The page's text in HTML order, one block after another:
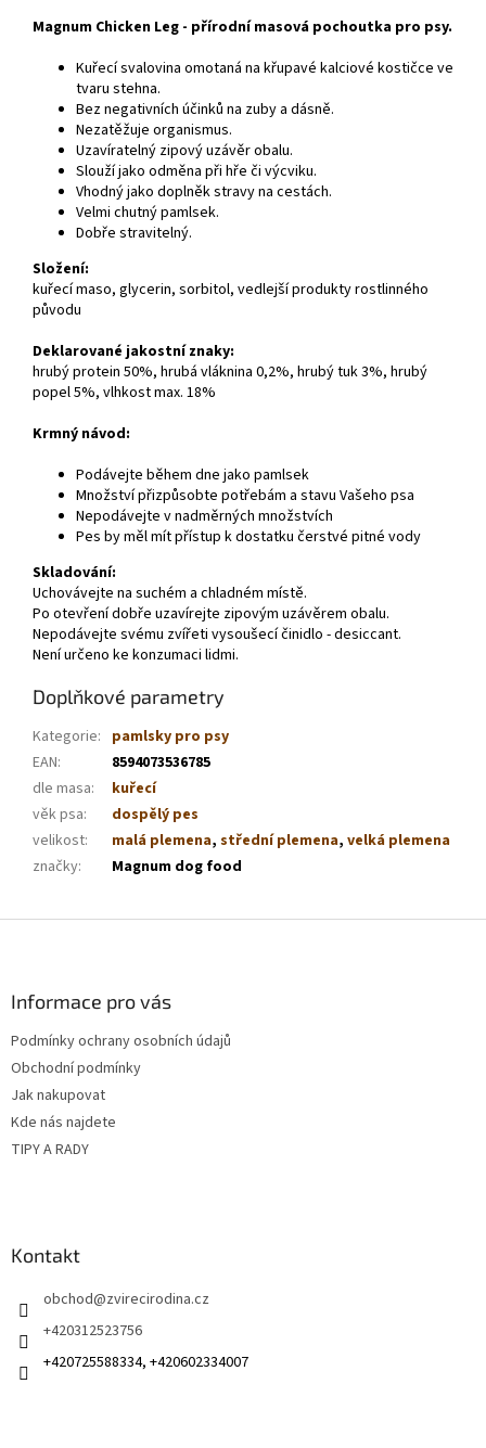
Magnum Chicken Leg - přírodní masová pochoutka pro psy.
Kuřecí svalovina omotaná na křupavé kalciové kostičce ve
tvaru stehna.
Bez negativních účinků na zuby a dásně.
Nezatěžuje organismus.
Uzavíratelný zipový uzávěr obalu.
Slouží jako odměna při hře či výcviku.
Vhodný jako doplněk stravy na cestách.
Velmi chutný pamlsek.
Dobře stravitelný.
Složení:
kuřecí maso, glycerin, sorbitol, vedlejší produkty rostlinného
původu
Deklarované jakostní znaky:
hrubý protein 50%, hrubá vláknina 0,2%, hrubý tuk 3%, hrubý
popel 5%, vlhkost max. 18%
Krmný návod:
Podávejte během dne jako pamlsek
Množství přizpůsobte potřebám a stavu Vašeho psa
Nepodávejte v nadměrných množstvích
Pes by měl mít přístup k dostatku čerstvé pitné vody
Skladování:
Uchovávejte na suchém a chladném místě.
Po otevření dobře uzavírejte zipovým uzávěrem obalu.
Nepodávejte svému zvířeti vysoušecí činidlo - desiccant.
Není určeno ke konzumaci lidmi.
Doplňkové parametry
Kategorie: pamlsky pro psy
EAN:
8594073536785
dle masa:
kuřecí
věk psa:
dospělý pes
velikost: malá plemena, střední plemena, velká plemena
značky: Magnum dog food
Informace pro vás
Podmínky ochrany osobních údajů
Obchodní podmínky
Jak nakupovat
Kde nás najdete
TIPY A RADY
Kontakt
obchod@zvirecirodina.cz
+420312523756
+420725588334, +420602334007